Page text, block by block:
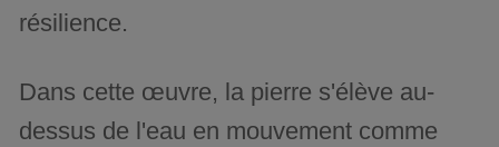
résilience.
Dans cette œuvre, la pierre s'élève au-
dessus de l'eau en mouvement comme